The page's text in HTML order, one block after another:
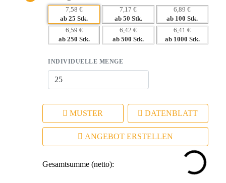
– Hohe Wiedererkennung durch ansprechendes Design
– Emotionale Bindung durch nützlichen Mehrwert
– Vielseitige Branding-Möglichkeiten für maximale
7,58 €
ab 25 Stk.
7,17 €
ab 50 Stk.
6,89 €
ab 100 Stk.
6,59 €
ab 250 Stk.
6,42 €
ab 500 Stk.
6,41 €
ab 1000 Stk.
INDIVIDUELLE MENGE
MUSTER DATENBLATT
ANGEBOT ERSTELLEN
Gesamtsumme (netto):